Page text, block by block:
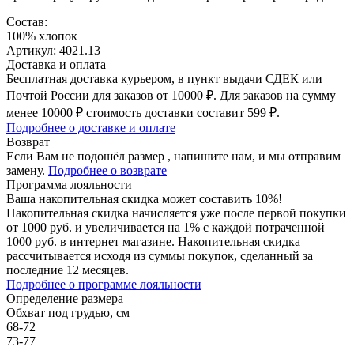
Состав:
100% хлопок
Артикул: 4021.13
Доставка и оплата
Бесплатная доставка курьером, в пункт выдачи СДЕК или
Почтой России для заказов от 10000 ₽. Для заказов на сумму
менее 10000 ₽ стоимость доставки составит 599 ₽.
Подробнее о доставке и оплате
Возврат
Если Вам не подошёл размер , напишите нам, и мы отправим
замену. Подробнее о возврате
Программа лояльности
Ваша накопительная скидка может составить 10%!
Накопительная скидка начисляется уже после первой покупки
от 1000 руб. и увеличивается на 1% с каждой потраченной
1000 руб. в интернет магазине. Накопительная скидка
рассчитывается исходя из суммы покупок, сделанный за
последние 12 месяцев.
Подробнее о программе лояльности
Определение размера
Обхват под грудью, см
68-72
73-77